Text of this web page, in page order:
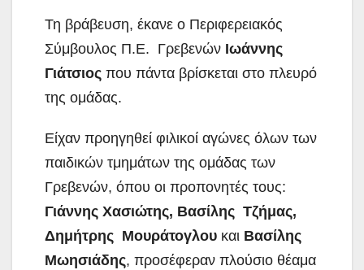
Τη βράβευση, έκανε ο Περιφερειακός
Σύμβουλος Π.Ε. Γρεβενών Ιωάννης
Γιάτσιος που πάντα βρίσκεται στο πλευρό
της ομάδας.
Είχαν προηγηθεί φιλικοί αγώνες όλων των
παιδικών τμημάτων της ομάδας των
Γρεβενών, όπου οι προπονητές τους:
Γιάννης Χασιώτης, Βασίλης Τζήμας,
Δημήτρης Μουράτογλου και Βασίλης
Μωησιάδης, προσέφεραν πλούσιο θέαμα